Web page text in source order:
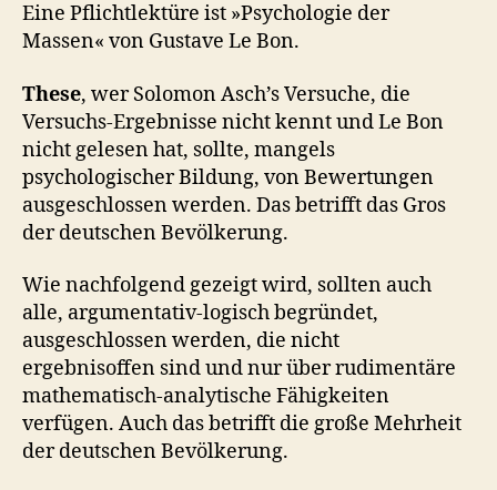
Eine Pflichtlektüre ist »Psychologie der
Massen« von Gustave Le Bon.
These, wer Solomon Asch’s Versuche, die
Versuchs-Ergebnisse nicht kennt und Le Bon
nicht gelesen hat, sollte, mangels
psychologischer Bildung, von Bewertungen
ausgeschlossen werden. Das betrifft das Gros
der deutschen Bevölkerung.
Wie nachfolgend gezeigt wird, sollten auch
alle, argumentativ-logisch begründet,
ausgeschlossen werden, die nicht
ergebnisoffen sind und nur über rudimentäre
mathematisch-analytische Fähigkeiten
verfügen. Auch das betrifft die große Mehrheit
der deutschen Bevölkerung.